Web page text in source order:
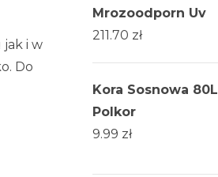
i w
Do
Mrozoodporn Uv
211.70 zł
Kora Sosnowa 80L
Polkor
9.99 zł